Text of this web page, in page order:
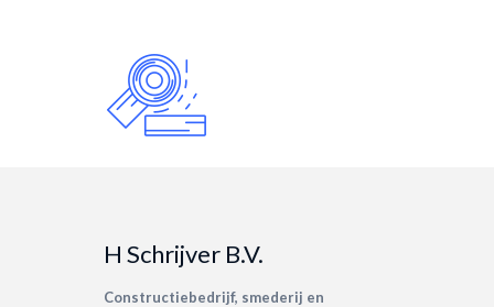
H Schrijver B.V.
Constructiebedrijf, smederij en